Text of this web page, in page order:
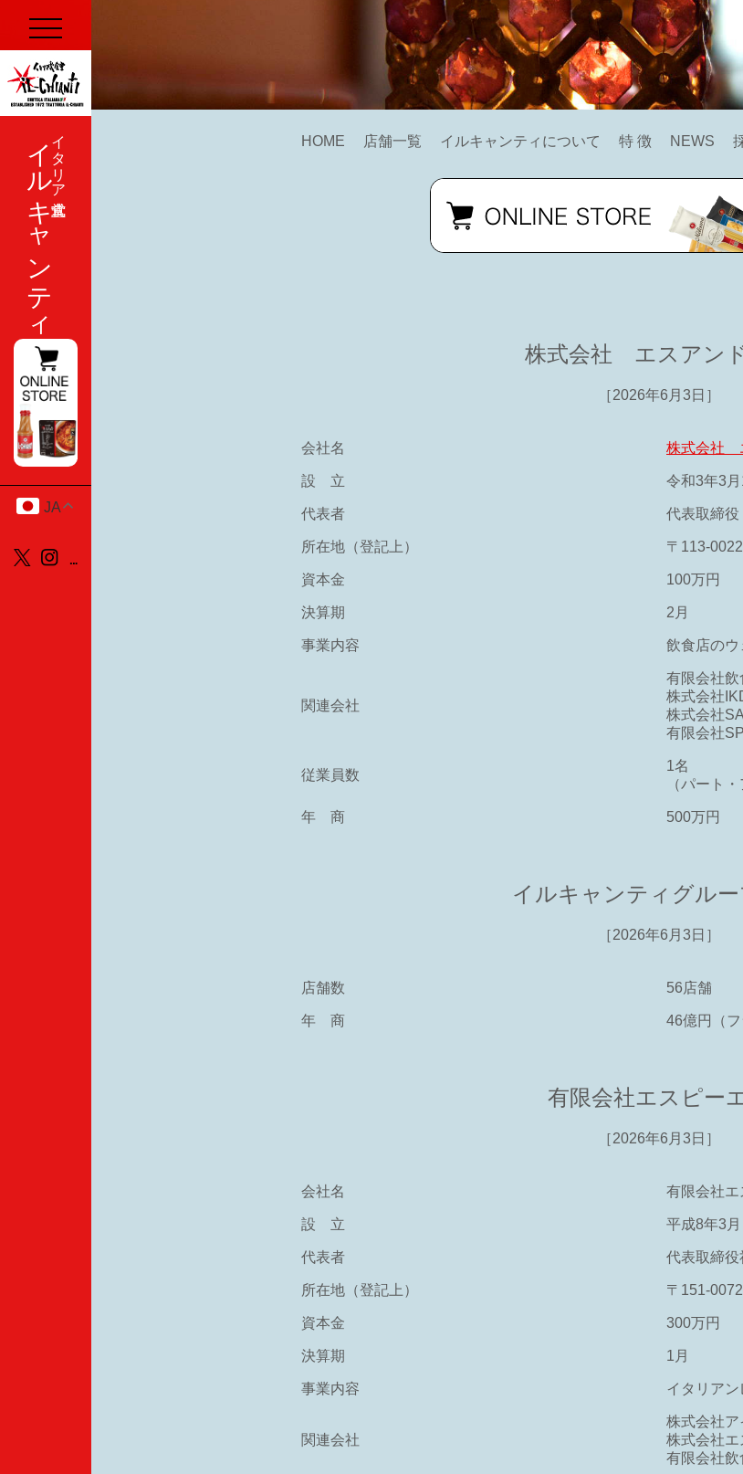
イタリア式食堂
イルキャンティ
JA
HOME 店舗一覧 イルキャンティについて 特 徴 NEWS
株式会社 エスアン
［2026年6月3日］
会社名 株式会社
設 立 令和3年3月
代表者 代表取締
所在地（登記上） 〒113-
資本金 100万円
決算期 2月
事業内容 飲食店の
関連会社
有限会社飲
株式会社
株式会社
有限会社
従業員数
1名
（パート
年 商 500万円
イルキャンティグル
［2026年6月3日］
店舗数 56店舗
年 商 46億円（
有限会社エスピー
［2026年6月3日］
会社名 有限会社エ
設 立 平成8年3月
代表者 代表取締
所在地（登記上） 〒151-
資本金 300万円
決算期 1月
事業内容 イタリア
関連会社
株式会社ア
株式会社エ
有限会社飲